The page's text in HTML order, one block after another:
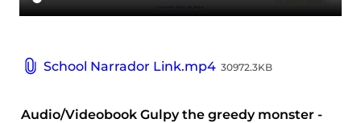
School Narrador Link.mp4 30972.3KB
Audio/Videobook Gulpy the greedy monster -